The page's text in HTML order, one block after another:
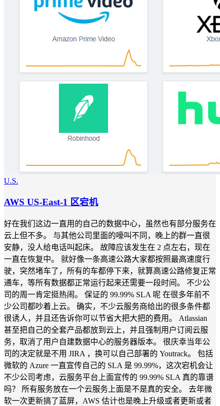
U.S.
AWS US-East-1 区宕机
好在我们这边一直用的自己的数据中心，虽然也有部分服务在
云上但不多。 与其他公司里面的嚎叫不同，晚上的群一直很
安静，没人给电话叫起床。 故障应该发生在 2 点左右，现在
一直在恢复中。 就好像一条高速公路大家都按照最高速度行
驶，突然堵车了，所有的车都停下来，就算高速公路修复正常
通车，等所有数据都正常运行起来还需要一段时间。 不少公
司的周一肯定挺热闹。 保证的 99.99% SLA 呢 在很多年前不
少公司都吵着上云。 确实，不少云服务商给出的很多条件都
很诱人，并且还告诉你可以节省大把大把的费用。 Atlassian
甚至把自己的全套产品都放到云上，并且强制用户订阅云服
务，取消了用户自建数据中心的服务器版本。 很庆幸当年公
司的决定就是不用 JIRA ，换可以自己部署的 Youtrack。 包括
微软的 Azure 一直宣传自己的 SLA 是 99.99%，这次宕机会让
不少公司考虑，云服务平台上面宣传的 99.99% SLA 真的靠谱
吗？ 所有服务放在一个云服务上面是不是真的安全。 去年微
软一次更新搞了蓝屏，AWS 估计也是晚上升级或者更新或者